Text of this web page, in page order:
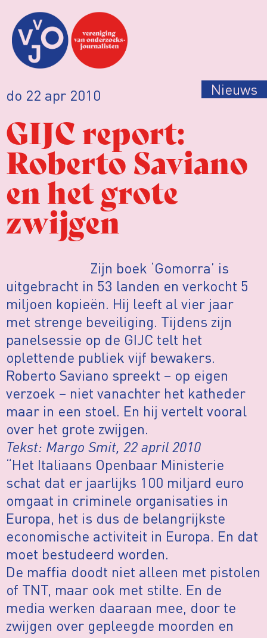
do 22 apr 2010 Nieuws
GIJC report:
Roberto Saviano
en het grote
zwijgen
Zijn boek ‘Gomorra’ is
uitgebracht in 53 landen en verkocht 5
miljoen kopieën. Hij leeft al vier jaar
met strenge beveiliging. Tijdens zijn
panelsessie op de GIJC telt het
oplettende publiek vijf bewakers.
Roberto Saviano spreekt – op eigen
verzoek – niet vanachter het katheder
maar in een stoel. En hij vertelt vooral
over het grote zwijgen.
Tekst: Margo Smit, 22 april 2010
“Het Italiaans Openbaar Ministerie
schat dat er jaarlijks 100 miljard euro
omgaat in criminele organisaties in
Europa, het is dus de belangrijkste
economische activiteit in Europa. En dat
moet bestudeerd worden.
De maffia doodt niet alleen met pistolen
of TNT, maar ook met stilte. En de
media werken daaraan mee, door te
zwijgen over gepleegde moorden en